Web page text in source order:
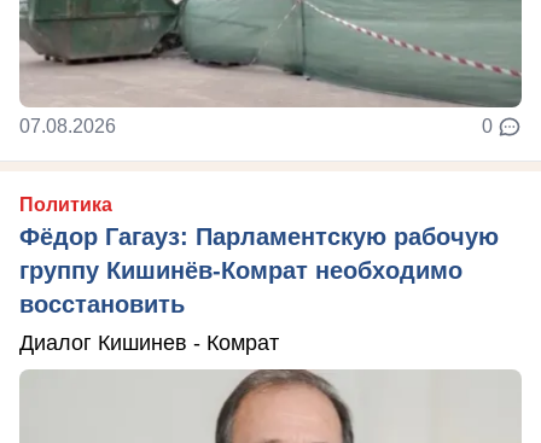
07.08.2026 0
Политика
Фёдор Гагауз: Парламентскую рабочую
группу Кишинёв-Комрат необходимо
восстановить
Диалог Кишинев - Комрат